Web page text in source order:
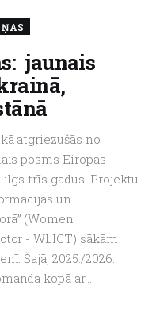
jaunais
atgriezušās no
posms Eiropas
trīs gadus. Projektu
un
(Women
- WLICT) sākām
Šajā, 2025./2026.
kopā ar…